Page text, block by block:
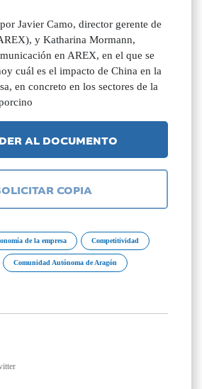
Javier Camo, director gerente de
y Katharina Mormann,
en AREX, en el que se
cuál es el impacto de China en la
en concreto en los sectores de la
AL DOCUMENTO
COPIA
de la empresa Competitividad
Comunidad Autónoma de Aragón